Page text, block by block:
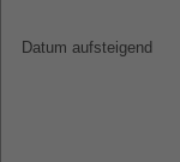
Datum aufsteigend